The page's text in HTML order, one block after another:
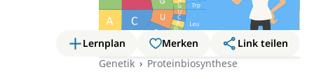
Lernplan Merken
Link teilen
Genetik
Proteinbiosynthese